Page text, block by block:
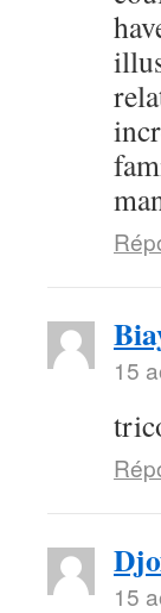
15
15